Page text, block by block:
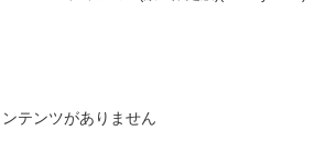
テンツがありません